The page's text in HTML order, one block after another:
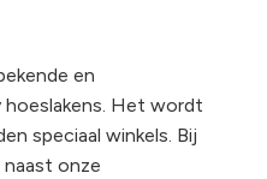
en
hoeslakens. Het wordt
speciaal winkels. Bij
onze